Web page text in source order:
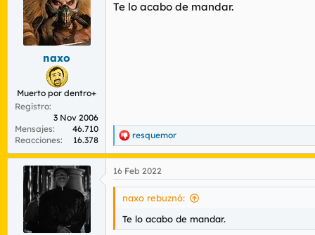
i
naxo
Muerto por dentro+
Registro
3 Nov 2006
Mensajes
46.710
Reacciones
16.378
Te lo acabo de mandar.
R
e
c
c
n
e
resquemor
16 Feb 2022
naxo rebuznó:
Te lo acabo de mandar.